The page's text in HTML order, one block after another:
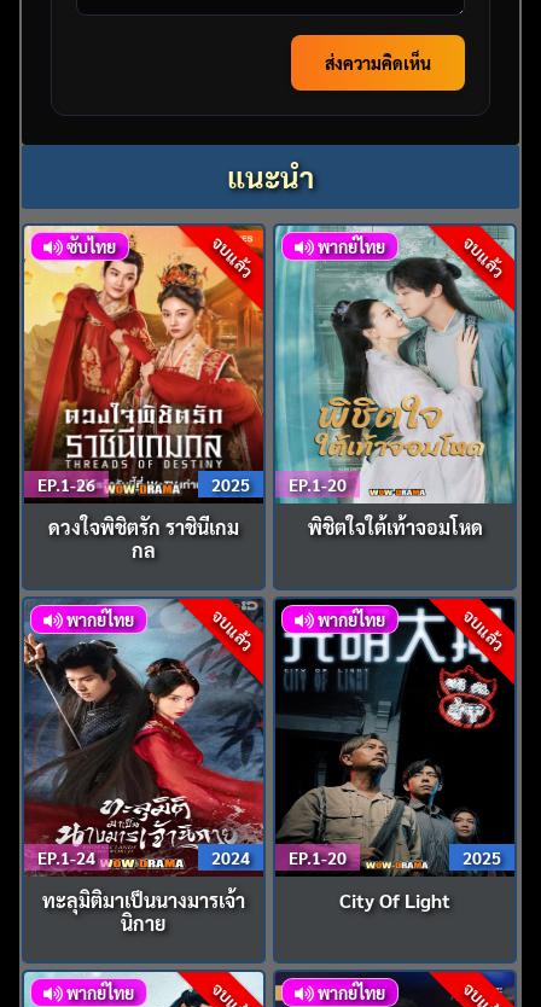
ส่งความคิดเห็น
แนะนำ
จบแล้ว
ซับไทย
EP.1-26 2025
ดวงใจพิชิตรัก ราชินีเกม
กล
จบแล้ว
พากย์ไทย
EP.1-20
พิชิตใจใต้เท้าจอมโหด
จบแล้ว
พากย์ไทย
EP.1-24 2024
ทะลุมิติมาเป็นนางมารเจ้า
นิกาย
จบแล้ว
พากย์ไทย
EP.1-20 2025
City Of Light
พากย์ไทย พากย์ไทย